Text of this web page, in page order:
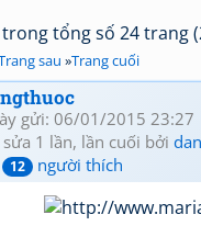
trong tổng số 24 trang
sau »Trang cuối
gửi: 06/01/2015 23:27
1 lần, lần cuối bởi
12 người thích